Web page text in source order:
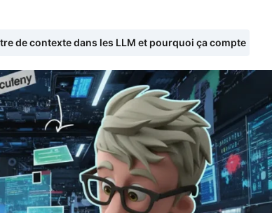
de contexte dans les LLM et pourquoi ça compte